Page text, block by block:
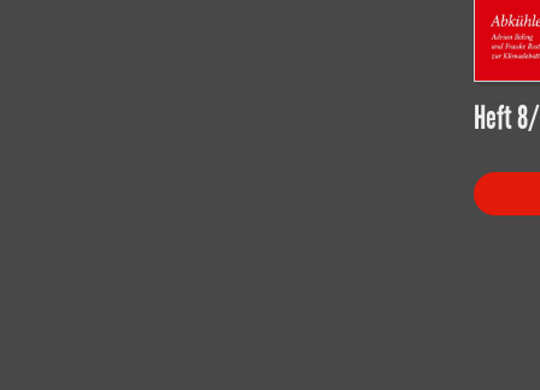
Heft